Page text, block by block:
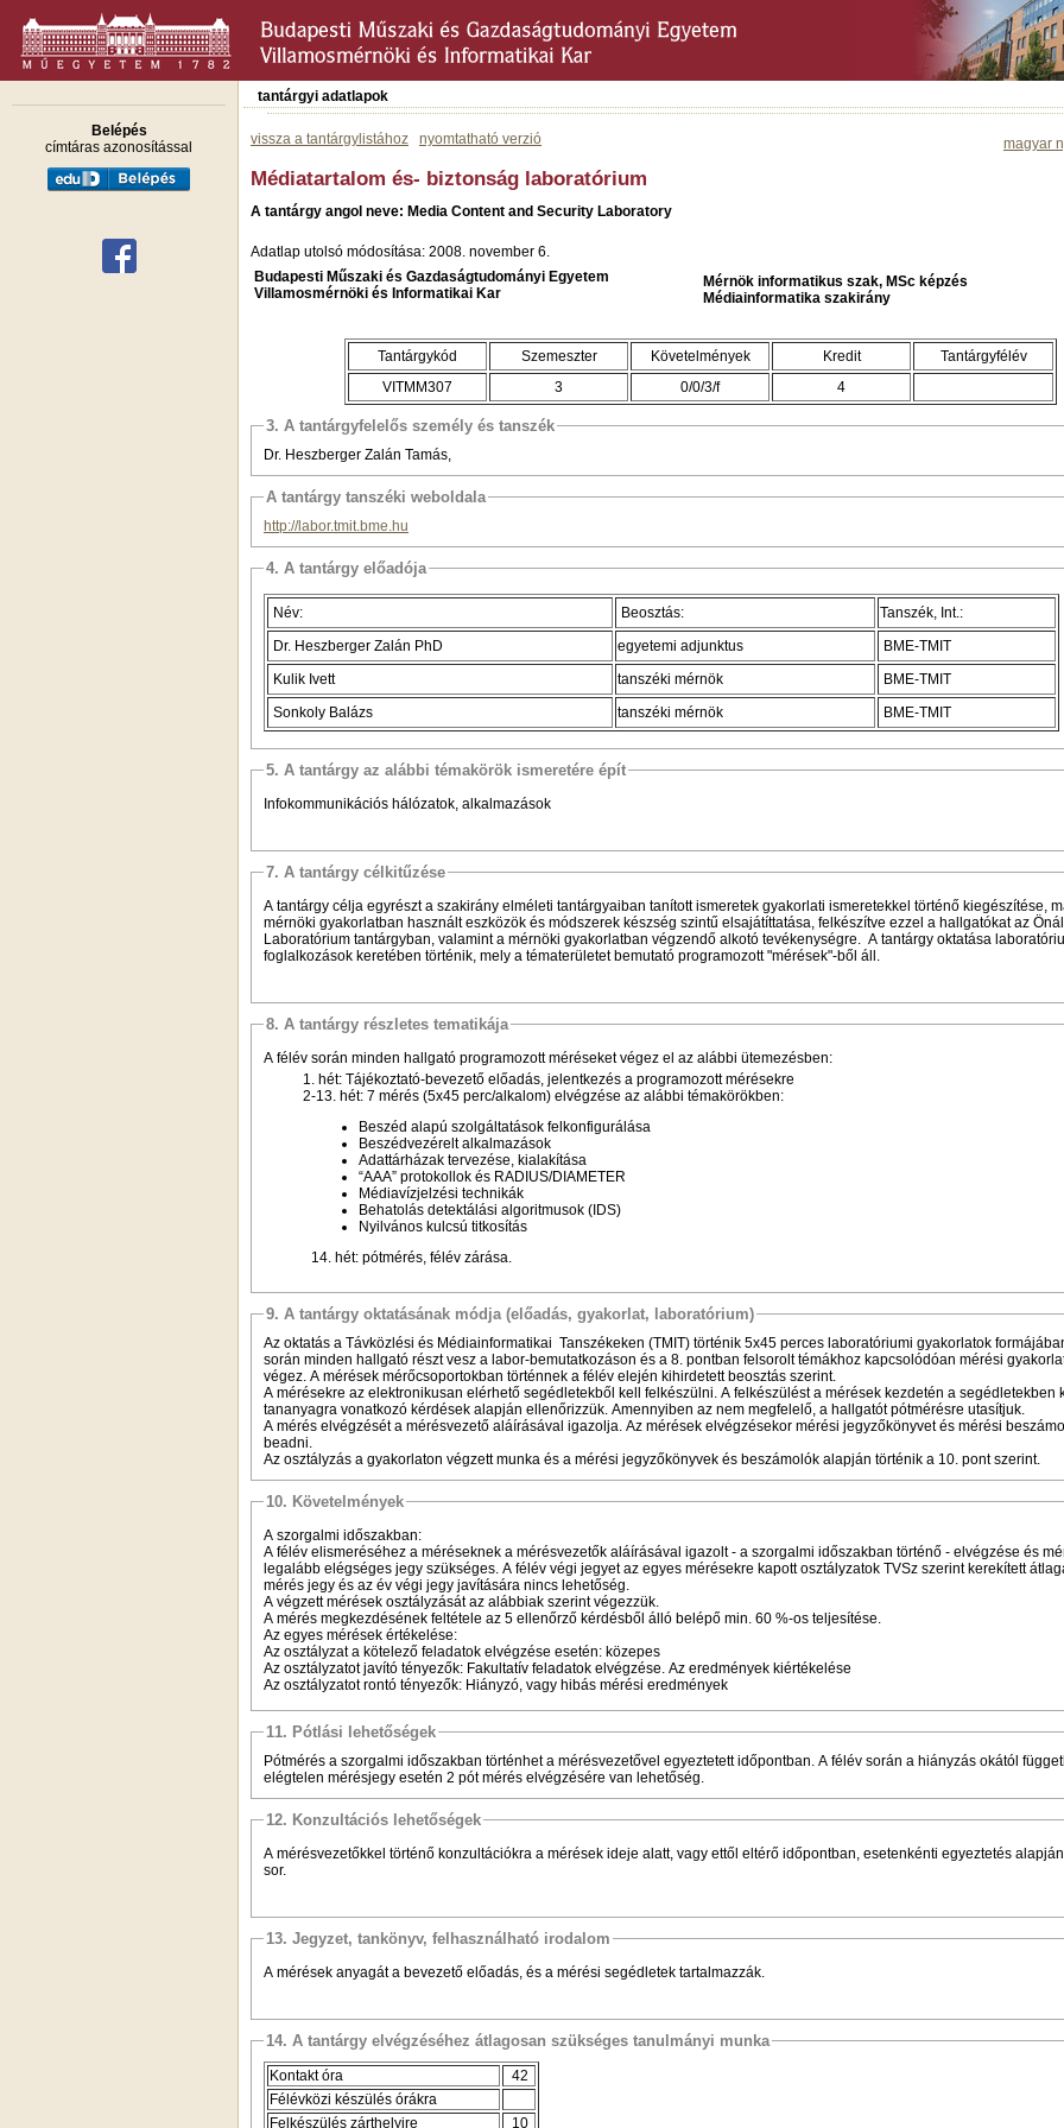
Belépés
címtáras azonosítással
tantárgyi adatlapok
magyar
vissza a tantárgylistához nyomtatható verzió
Médiatartalom és- biztonság laboratórium
A tantárgy angol neve: Media Content and Security Laboratory
Adatlap utolsó módosítása: 2008. november 6.
Budapesti Műszaki és Gazdaságtudományi Egyetem
Villamosmérnöki és Informatikai Kar
Mérnök informatikus szak, MSc képzés
Médiainformatika szakirány
Tantárgykód Szemeszter Követelmények Kredit
Tantárgyfélév
VITMM307
3 0/0/3/f 4
3. A tantárgyfelelős személy és tanszék
Dr. Heszberger Zalán Tamás,
A tantárgy tanszéki weboldala
http://labor.tmit.bme.hu
4. A tantárgy előadója
Név: Beosztás:
Tanszék, Int.:
Dr. Heszberger Zalán PhD
egyetemi adjunktus
BME-TMIT
Kulik Ivett
tanszéki mérnök
BME-TMIT
Sonkoly Balázs
tanszéki mérnök BME-TMIT
5. A tantárgy az alábbi témakörök ismeretére épít
Infokommunikációs hálózatok, alkalmazások
7. A tantárgy célkitűzése
A tantárgy célja egyrészt a szakirány elméleti tantárgyaiban tanított ismeretek gyakorlati ismeretekkel történő kiegészítése,
mérnöki gyakorlatban használt eszközök és módszerek készség szintű elsajátíttatása, felkészítve ezzel a hallgatókat az
Laboratórium tantárgyban, valamint a mérnöki gyakorlatban végzendő alkotó tevékenységre. A tantárgy oktatása
foglalkozások keretében történik, mely a tématerületet bemutató programozott "mérések"-ből áll.
8. A tantárgy részletes tematikája
A félév során minden hallgató programozott méréseket végez el az alábbi ütemezésben:
1. hét: Tájékoztató-bevezető előadás, jelentkezés a programozott mérésekre
2-13. hét: 7 mérés (5x45 perc/alkalom) elvégzése az alábbi témakörökben:
Beszéd alapú szolgáltatások felkonfigurálása
Beszédvezérelt alkalmazások
Adattárházak tervezése, kialakítása
“AAA” protokollok és RADIUS/DIAMETER
Médiavízjelzési technikák
Behatolás detektálási algoritmusok (IDS)
Nyilvános kulcsú titkosítás
14. hét: pótmérés, félév zárása.
9. A tantárgy oktatásának módja (előadás, gyakorlat, laboratórium)
Az oktatás a Távközlési és Médiainformatikai Tanszékeken (TMIT) történik 5x45 perces laboratóriumi gyakorlatok
során minden hallgató részt vesz a labor-bemutatkozáson és a 8. pontban felsorolt témákhoz kapcsolódóan mérési
végez. A mérések mérőcsoportokban történnek a félév elején kihirdetett beosztás szerint.
A mérésekre az elektronikusan elérhető segédletekből kell felkészülni. A felkészülést a mérések kezdetén a segédletekben
tananyagra vonatkozó kérdések alapján ellenőrizzük. Amennyiben az nem megfelelő, a hallgatót pótmérésre utasítjuk.
A mérés elvégzését a mérésvezető aláírásával igazolja. Az mérések elvégzésekor mérési jegyzőkönyvet és mérési
beadni.
Az osztályzás a gyakorlaton végzett munka és a mérési jegyzőkönyvek és beszámolók alapján történik a 10. pont szerint.
10. Követelmények
A szorgalmi időszakban:
A félév elismeréséhez a méréseknek a mérésvezetők aláírásával igazolt - a szorgalmi időszakban történő - elvégzése és
legalább elégséges jegy szükséges. A félév végi jegyet az egyes mérésekre kapott osztályzatok TVSz szerint kerekített
mérés jegy és az év végi jegy javítására nincs lehetőség.
A végzett mérések osztályzását az alábbiak szerint végezzük.
A mérés megkezdésének feltétele az 5 ellenőrző kérdésből álló belépő min. 60 %‑os teljesítése.
Az egyes mérések értékelése:
Az osztályzat a kötelező feladatok elvégzése esetén: közepes
Az osztályzatot javító tényezők: Fakultatív feladatok elvégzése. Az eredmények kiértékelése
Az osztályzatot rontó tényezők: Hiányzó, vagy hibás mérési eredmények
11. Pótlási lehetőségek
Pótmérés a szorgalmi időszakban történhet a mérésvezetővel egyeztetett időpontban. A félév során a hiányzás okától
elégtelen mérésjegy esetén 2 pót mérés elvégzésére van lehetőség.
12. Konzultációs lehetőségek
A mérésvezetőkkel történő konzultációkra a mérések ideje alatt, vagy ettől eltérő időpontban, esetenkénti egyeztetés
sor.
13. Jegyzet, tankönyv, felhasználható irodalom
A mérések anyagát a bevezető előadás, és a mérési segédletek tartalmazzák.
14. A tantárgy elvégzéséhez átlagosan szükséges tanulmányi munka
Kontakt óra
42
Félévközi készülés órákra
Felkészülés zárthelyire
10